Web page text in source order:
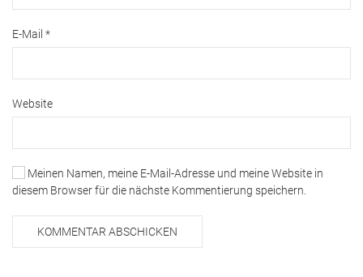
E-Mail *
Website
Meinen Namen, meine E-Mail-Adresse und meine Website in
diesem Browser für die nächste Kommentierung speichern.
KOMMENTAR ABSCHICKEN